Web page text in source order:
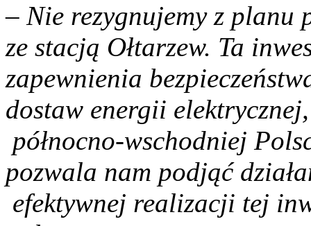
– Nie rezygnujemy z planu
ze stacją Ołtarzew. Ta
zapewnienia
dostaw energii
północno-wschodniej
pozwala nam podjąć
efektywnej realizacji tej